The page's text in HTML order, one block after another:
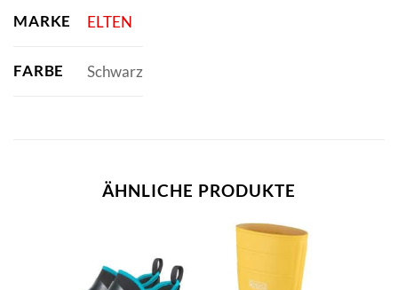
MARKE ELTEN
FARBE Schwarz
ÄHNLICHE PRODUKTE